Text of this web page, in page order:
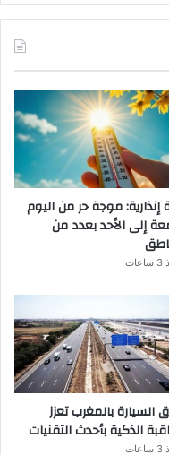
إنذارية: موجة حر من اليوم
إلى الأحد بعدد من
السيارة بالمغرب تعزز
الذكية بأحدث التقنيات